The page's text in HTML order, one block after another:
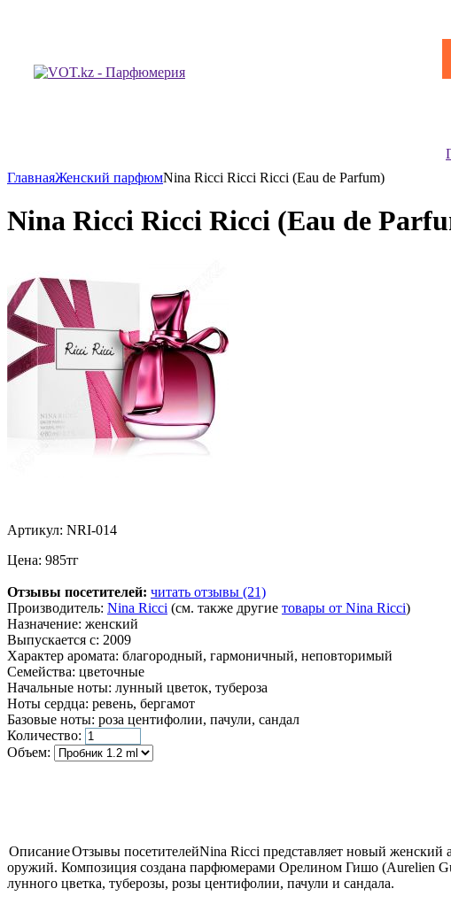
ГлавнаяЖенский парфюмNina Ricci Ricci Ricci (Eau de Parfum)
Nina Ricci Ricci Ricci (Eau de
Артикул: NRI-014
Цена: 985тг
Отзывы посетителей: читать отзывы (21)
Производитель: Nina Ricci (см. также другие товары от Nina Ricci)
Назначение: женский
Выпускается с: 2009
Характер аромата: благородный, гармоничный, неповторимый
Семейства: цветочные
Начальные ноты: лунный цветок, тубероза
Ноты сердца: ревень, бергамот
Базовые ноты: роза центифолии, пачули, сандал
Количество:
Объем:
ОписаниеОтзывы посетителейNina Ricci представляет новый женский
оружий. Композиция создана парфюмерами Орелином Гишо (Aurelien
лунного цветка, туберозы, розы центифолии, пачули и сандала.